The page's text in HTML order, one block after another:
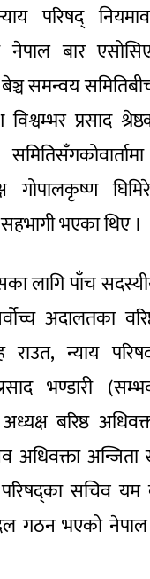
परिषद्
नेपाल बार
समन्वय
विश्वम्भर प्रसाद
गोपालकृष्ण
भएका थिए ।
लागि पाँच
अदालतका
राउत, न्याय
भण्डारी
बरिष्ठ
अधिवक्ता
सचिव यम
गठन भएको